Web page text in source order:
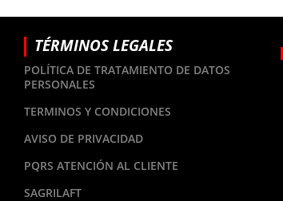
TÉRMINOS LEGALES
POLÍTICA DE TRATAMIENTO DE DATOS
PERSONALES
TERMINOS Y CONDICIONES
AVISO DE PRIVACIDAD
PQRS ATENCIÓN AL CLIENTE
SAGRILAFT